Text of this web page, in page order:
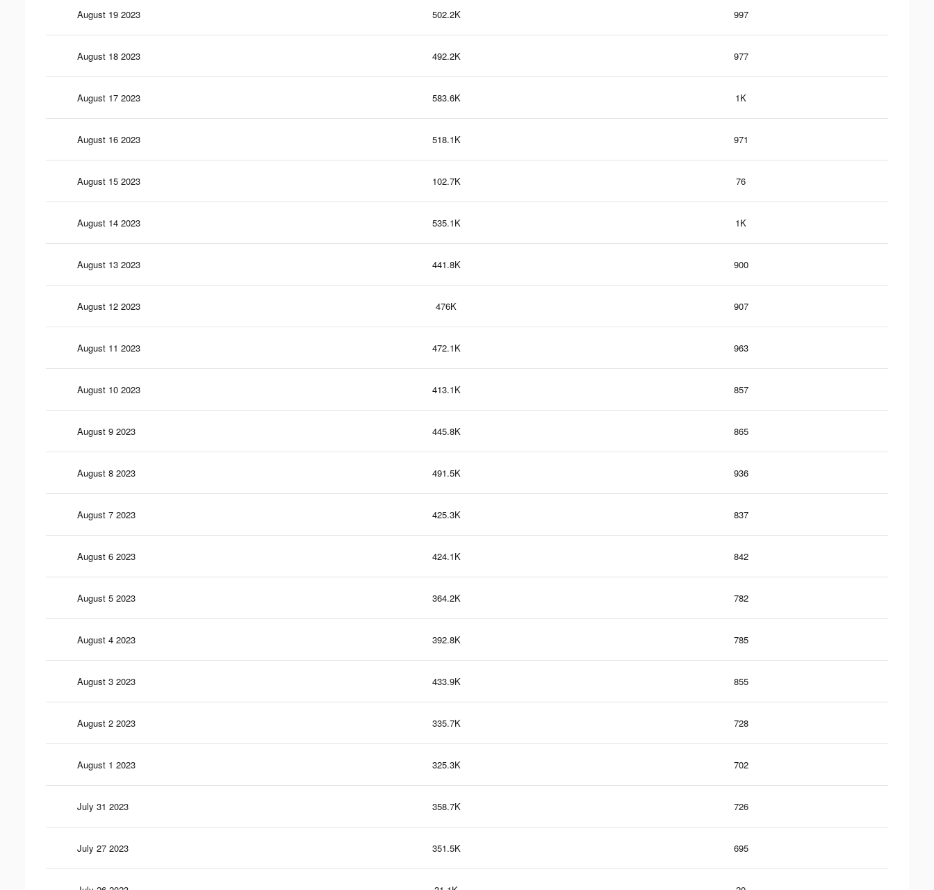
August 19 2023 502.2K 997
August 18 2023 492.2K 977
August 17 2023 583.6K 1K
August 16 2023 518.1K 971
August 15 2023 102.7K 76
August 14 2023 535.1K 1K
August 13 2023 441.8K 900
August 12 2023 476K 907
August 11 2023 472.1K 963
August 10 2023 413.1K 857
August 9 2023 445.8K 865
August 8 2023 491.5K 936
August 7 2023 425.3K 837
August 6 2023 424.1K 842
August 5 2023 364.2K 782
August 4 2023 392.8K 785
August 3 2023 433.9K 855
August 2 2023 335.7K 728
August 1 2023 325.3K 702
July 31 2023 358.7K 726
July 27 2023 351.5K 695